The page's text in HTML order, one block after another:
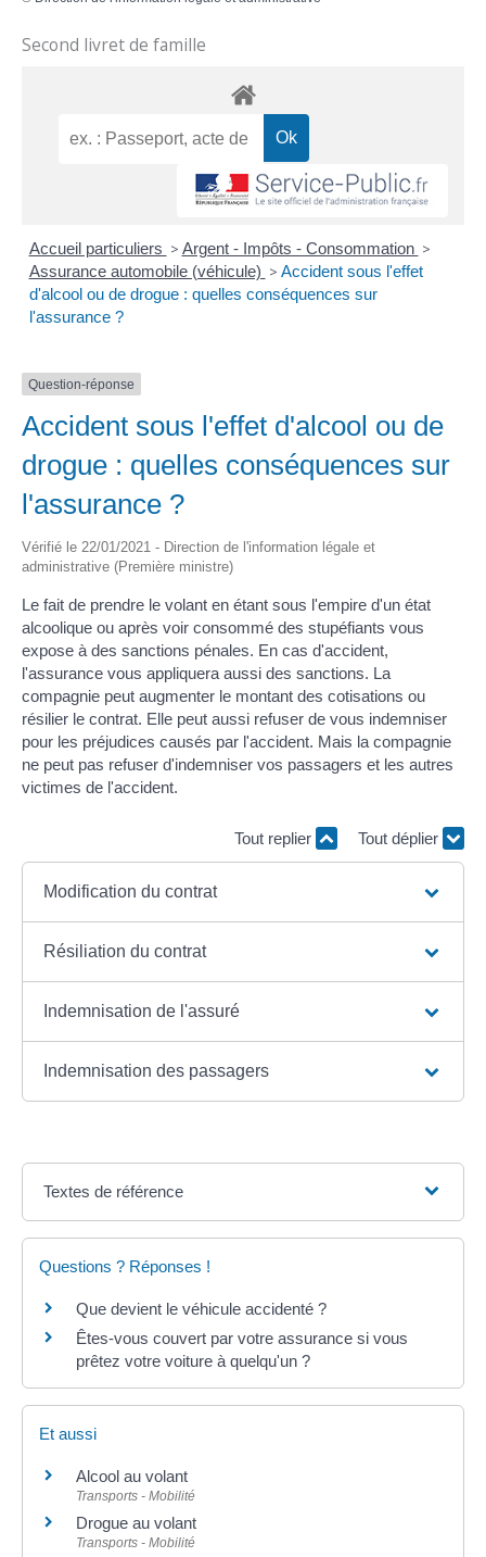
Second livret de famille
Accueil particuliers > Argent - Impôts - Consommation >
Assurance automobile (véhicule) > Accident sous l'effet
d'alcool ou de drogue : quelles conséquences sur
l'assurance ?
Question-réponse
Accident sous l'effet d'alcool ou de
drogue : quelles conséquences sur
l'assurance ?
Vérifié le 22/01/2021 - Direction de l'information légale et
administrative (Première ministre)
Le fait de prendre le volant en étant sous l'empire d'un état
alcoolique ou après voir consommé des stupéfiants vous
expose à des sanctions pénales. En cas d'accident,
l'assurance vous appliquera aussi des sanctions. La
compagnie peut augmenter le montant des cotisations ou
résilier le contrat. Elle peut aussi refuser de vous indemniser
pour les préjudices causés par l'accident. Mais la compagnie
ne peut pas refuser d'indemniser vos passagers et les autres
victimes de l'accident.
Tout replier Tout déplier
Modification du contrat
Résiliation du contrat
Indemnisation de l'assuré
Indemnisation des passagers
Textes de référence
Questions ? Réponses !
Que devient le véhicule accidenté ?
Êtes-vous couvert par votre assurance si vous
prêtez votre voiture à quelqu'un ?
Et aussi
Alcool au volant
Transports - Mobilité
Drogue au volant
Transports - Mobilité